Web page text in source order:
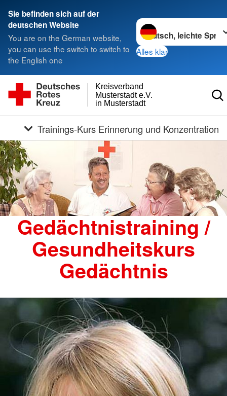
Sie befinden sich auf der
deutschen Website
You are on the German website,
you can use the switch to switch to
the English one
Sprache wechseln zu
Alles klar
in Musterstadt
Musterstadt e.V.
Kreisverband
Trainings-Kurs Erinnerung und Konzentration
Gedächtnistraining /
Gesundheitskurs
Gedächtnis